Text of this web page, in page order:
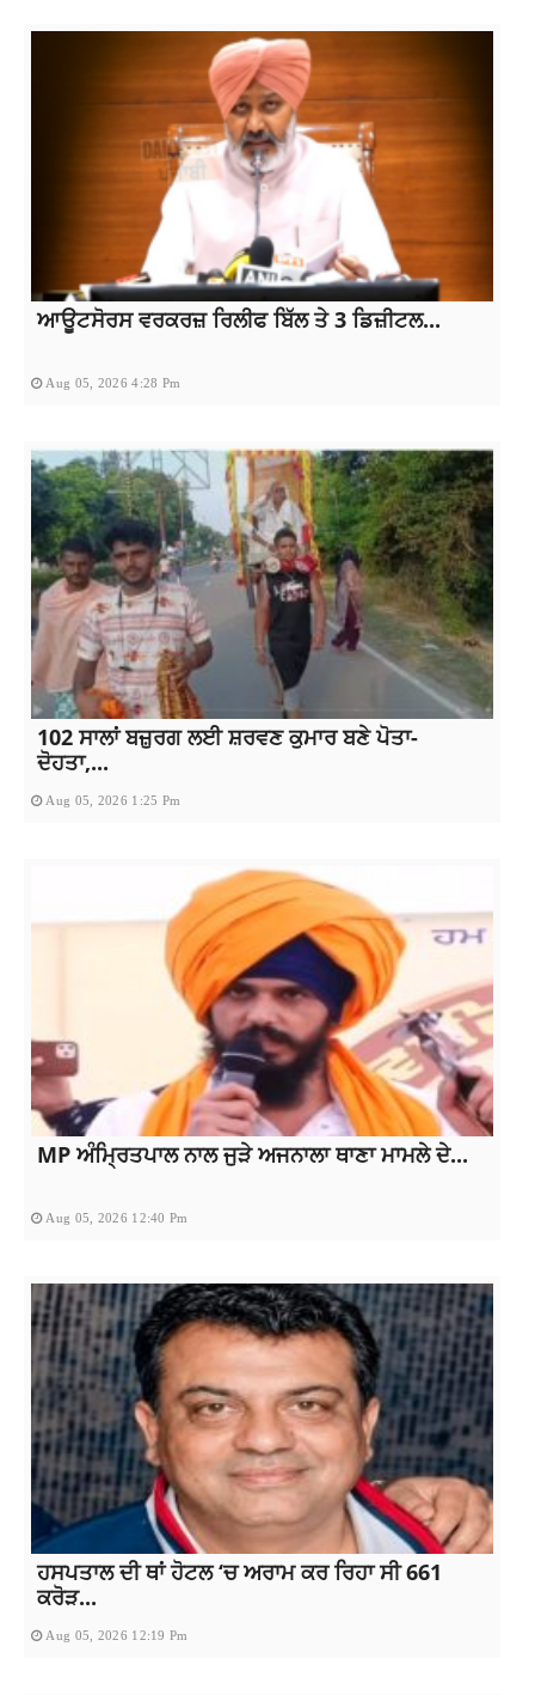
ਆਊਟਸੋਰਸ ਵਰਕਰਜ਼ ਰਿਲੀਫ ਬਿੱਲ ਤੇ 3 ਡਿਜ਼ੀਟਲ...
Aug 05, 2026 4:28 Pm
102 ਸਾਲਾਂ ਬਜ਼ੁਰਗ ਲਈ ਸ਼ਰਵਣ ਕੁਮਾਰ ਬਣੇ ਪੋਤਾ-
ਦੋਹਤਾ,...
Aug 05, 2026 1:25 Pm
MP ਅੰਮ੍ਰਿਤਪਾਲ ਨਾਲ ਜੁੜੇ ਅਜਨਾਲਾ ਥਾਣਾ ਮਾਮਲੇ ਦੇ...
Aug 05, 2026 12:40 Pm
ਹਸਪਤਾਲ ਦੀ ਥਾਂ ਹੋਟਲ ‘ਚ ਅਰਾਮ ਕਰ ਰਿਹਾ ਸੀ 661
ਕਰੋੜ...
Aug 05, 2026 12:19 Pm